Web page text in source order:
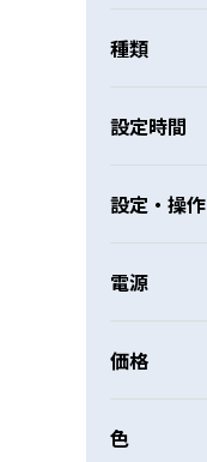
種類
設定時間
設定・操作
電源
価格
色